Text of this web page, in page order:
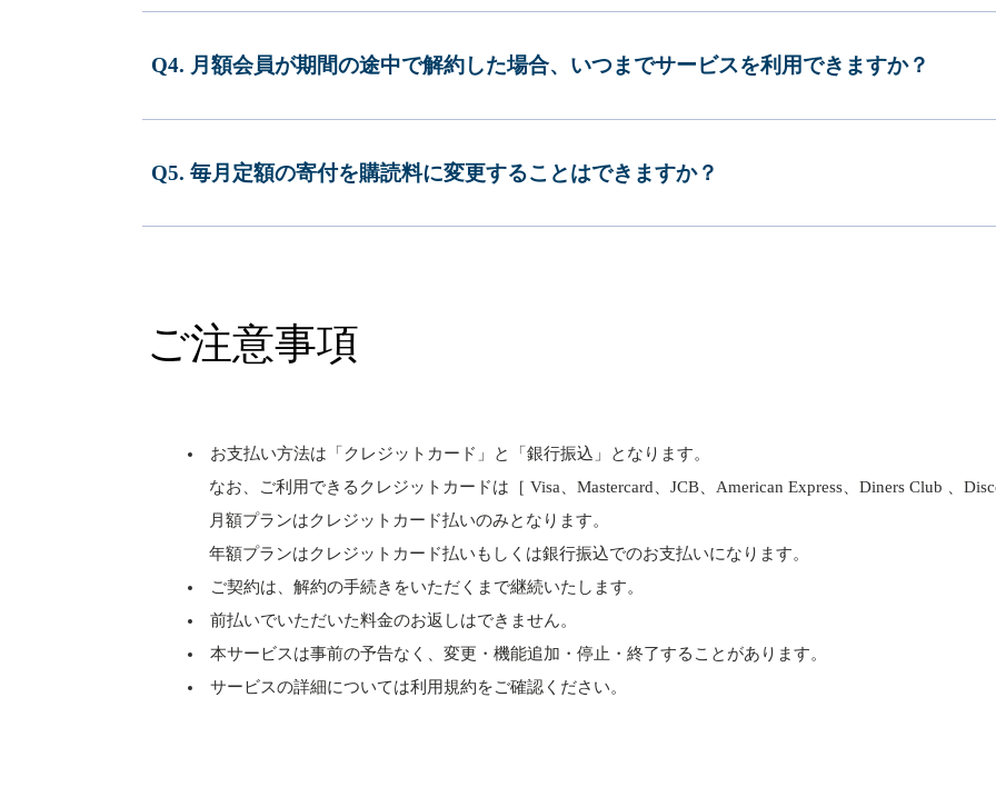
Q4. 月額会員が期間の途中で解約した場合、いつまでサービスを利用できますか？
Q5. 毎月定額の寄付を購読料に変更することはできますか？
ご注意事項
お支払い方法は「クレジットカード」と「銀行振込」となります。
なお、ご利用できるクレジットカードは［ Visa、Mastercard、JCB、American Express、Diners Club 、
月額プランはクレジットカード払いのみとなります。
年額プランはクレジットカード払いもしくは銀行振込でのお支払いになります。
ご契約は、解約の手続きをいただくまで継続いたします。
前払いでいただいた料金のお返しはできません。
本サービスは事前の予告なく、変更・機能追加・停止・終了することがあります。
サービスの詳細については利用規約をご確認ください。